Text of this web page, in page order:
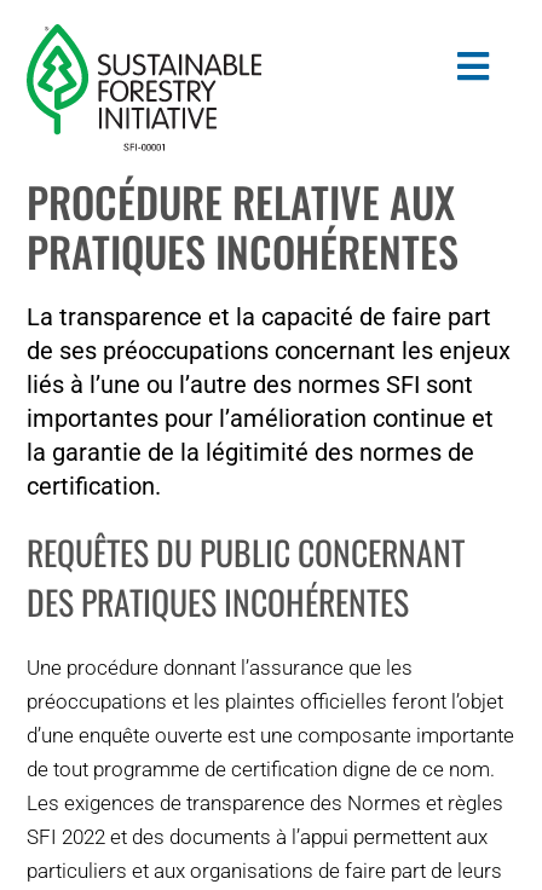
content
Search
for:
CONSERVATION
COMMUNAUTÉ
ÉDUCATION
POURQUOI C’EST IMPORTANT
ACHETER SFI
CERTIFICATS SFI
SFI LABELS
PROCÉDURE RELATIVE AUX
PRATIQUES INCOHÉRENTES
La transparence et la capacité de faire part
de ses préoccupations concernant les enjeux
liés à l’une ou l’autre des normes SFI sont
importantes pour l’amélioration continue et
la garantie de la légitimité des normes de
certification.
REQUÊTES DU PUBLIC CONCERNANT
DES PRATIQUES INCOHÉRENTES
Une procédure donnant l’assurance que les
préoccupations et les plaintes officielles feront l’objet
d’une enquête ouverte est une composante importante
de tout programme de certification digne de ce nom.
Les exigences de transparence des Normes et règles
SFI 2022 et des documents à l’appui permettent aux
particuliers et aux organisations de faire part de leurs